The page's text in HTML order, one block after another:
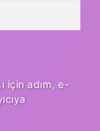
için adım, e-